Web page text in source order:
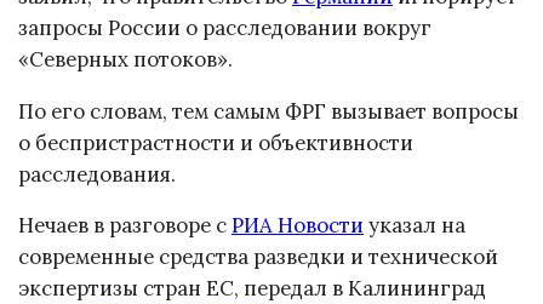
запросы России о расследовании вокруг
«Северных потоков».
По его словам, тем самым ФРГ вызывает вопросы
о беспристрастности и объективности
расследования.
Нечаев в разговоре сРИА Новости указал на
современные средства разведки и технической
экспертизы стран ЕС, передал в Калининград